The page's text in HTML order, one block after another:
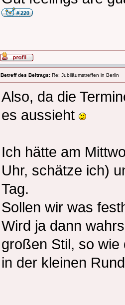
Betreff des Beitrags: Re: Jubiläumstreffen in Berlin
Also, da die
es aussieht
Ich hätte am
Uhr, schätze ich)
Tag.
Sollen wir was
Wird ja dann
großen Stil, so
in der kleinen